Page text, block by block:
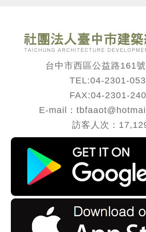
台中市西區公益路161
TEL:04-2301-
FAX:04-2301-
E-mail：
訪客人次：